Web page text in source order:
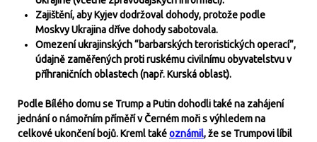
Zajištění, aby Kyjev dodržoval dohody, protože podle
Moskvy Ukrajina dříve dohody sabotovala.
Omezení ukrajinských “barbarských teroristických operací”,
údajně zaměřených proti ruskému civilnímu obyvatelstvu v
příhraničních oblastech (např. Kurská oblast).
Podle Bílého domu se Trump a Putin dohodli také na zahájení
jednání o námořním příměří v Černém moři s výhledem na
celkové ukončení bojů. Kreml takéoznámil, že se Trumpovi líbil